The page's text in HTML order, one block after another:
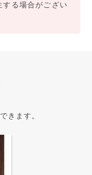
る場合がござい
きます。